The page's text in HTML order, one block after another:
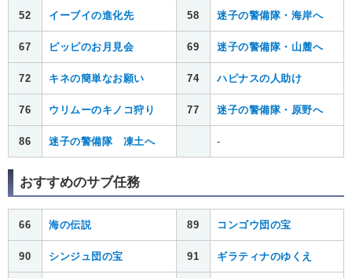
52 イーブイの進化先 58 迷子の警備隊・海岸へ
67 ピッピのお月見会 69 迷子の警備隊・山麓へ
72 キネの簡単なお願い 74 ハピナスの人助け
76 ウリムーのキノコ狩り 77 迷子の警備隊・原野へ
86 迷子の警備隊 凍土へ -
おすすめのサブ任務
66 海の伝説 89 コンゴウ団の宝
90 シンジュ団の宝 91 ギラティナのゆくえ